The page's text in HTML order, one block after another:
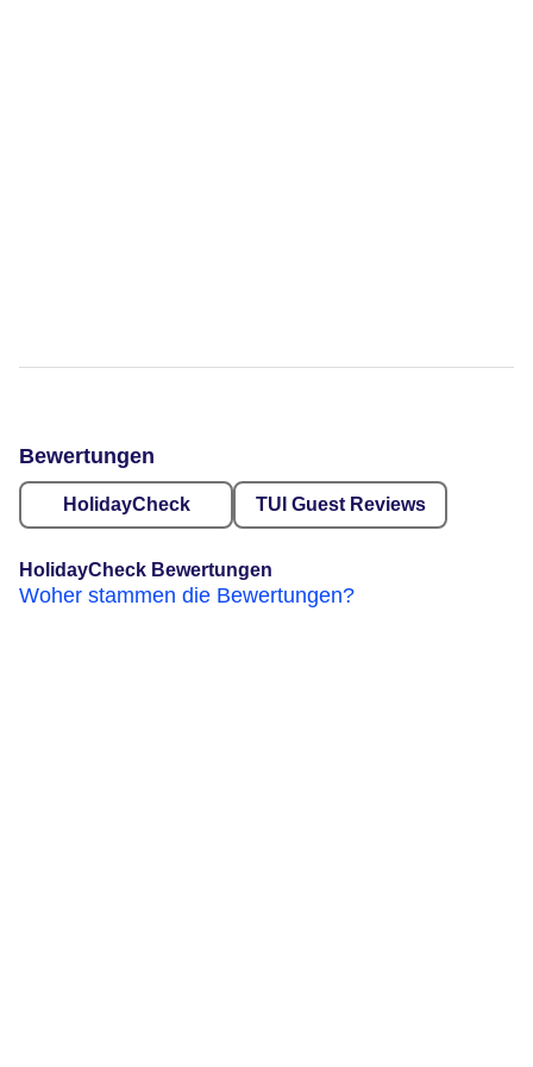
Bewertungen
HolidayCheck TUI Guest Reviews
HolidayCheck Bewertungen
Woher stammen die Bewertungen?